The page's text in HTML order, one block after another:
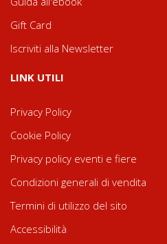
Gift Card
Iscriviti alla Newsletter
LINK UTILI
Privacy Policy
Cookie Policy
Privacy policy eventi e fiere
Condizioni generali di vendita
Termini di utilizzo del sito
Accessibilità